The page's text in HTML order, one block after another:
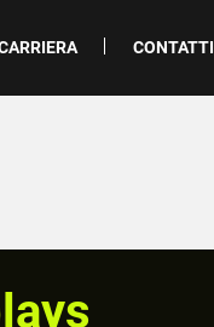
CONTATTI